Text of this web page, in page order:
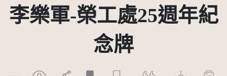
李樂軍-榮工處25週年紀
念牌